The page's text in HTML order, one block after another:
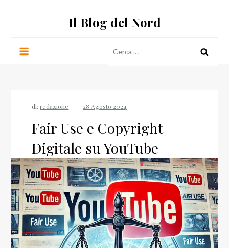
Il Blog del Nord
per:
di:redazione
Fair Use e Copyright
Digitale su YouTube